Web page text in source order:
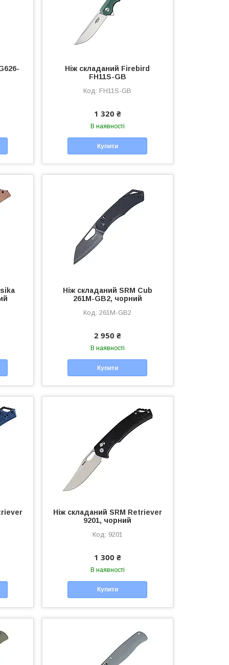
Ніж складаний Firebird
FH11S-GB
FH11S-GB
1 320 ₴
В наявності
Купити
Ніж складаний SRM Cub
261M-GB2, чорний
261M-GB2
2 950 ₴
В наявності
Купити
Ніж складаний SRM Retriever
9201, чорний
9201
1 300 ₴
В наявності
Купити